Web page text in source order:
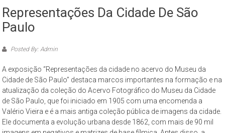
Paulo
–
complexo
museológico,
de
natureza
socioantropológica,
geográfica
e
histórica
Representações Da Cidade De São
Paulo
Posted By: Admin
A exposição “Representações da cidade no acervo do Museu da
Cidade de São Paulo” destaca marcos importantes na formação e na
atualização da coleção do Acervo Fotográfico do Museu da Cidade
de São Paulo, que foi iniciado em 1905 com uma encomenda a
Valério Vieira e é a mais antiga coleção pública de imagens da cidade.
Ele documenta a evolução urbana desde 1862, com mais de 90 mil